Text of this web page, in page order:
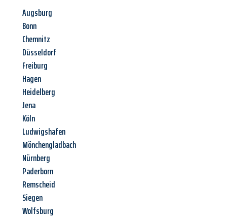
Augsburg
Bonn
Chemnitz
Düsseldorf
Freiburg
Hagen
Heidelberg
Jena
Köln
Ludwigshafen
Mönchengladbach
Nürnberg
Paderborn
Remscheid
Siegen
Wolfsburg